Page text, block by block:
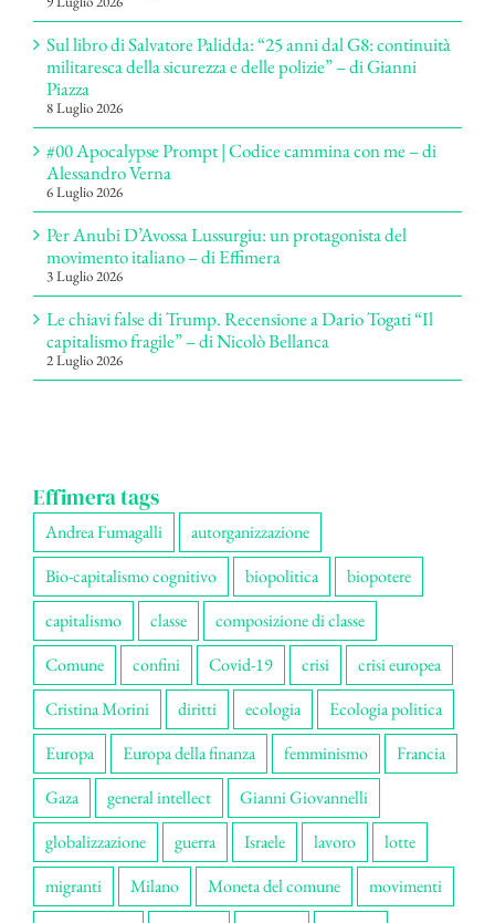
Sul libro di Salvatore Palidda: “25 anni dal G8: continuità
militaresca della sicurezza e delle polizie” – di Gianni
Piazza
8 Luglio 2026
#00 Apocalypse Prompt | Codice cammina con me – di
Alessandro Verna
6 Luglio 2026
Per Anubi D’Avossa Lussurgiu: un protagonista del
movimento italiano – di Effimera
3 Luglio 2026
Le chiavi false di Trump. Recensione a Dario Togati “Il
capitalismo fragile” – di Nicolò Bellanca
2 Luglio 2026
Effimera tags
Andrea Fumagalli
autorganizzazione
Bio-capitalismo cognitivo
biopolitica
biopotere
capitalismo
classe
composizione di classe
Comune
confini Covid-19 crisi
crisi europea
Cristina Morini
diritti ecologia
Ecologia politica
Europa
Europa della finanza femminismo
Francia
Gaza
general intellect
Gianni Giovannelli
globalizzazione
guerra Israele lavoro
lotte
migranti
Milano Moneta del comune
movimenti